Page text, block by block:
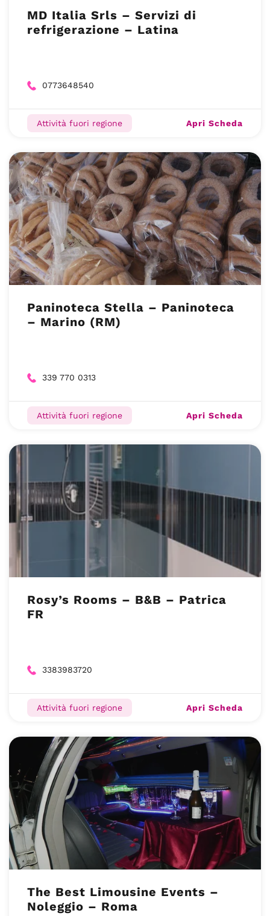
MD Italia Srls – Servizi di
refrigerazione – Latina
0773648540
Attività fuori regione Apri Scheda
Paninoteca Stella – Paninoteca
– Marino (RM)
339 770 0313
Attività fuori regione Apri Scheda
Rosy’s Rooms – B&B – Patrica
FR
3383983720
Attività fuori regione Apri Scheda
The Best Limousine Events –
Noleggio – Roma